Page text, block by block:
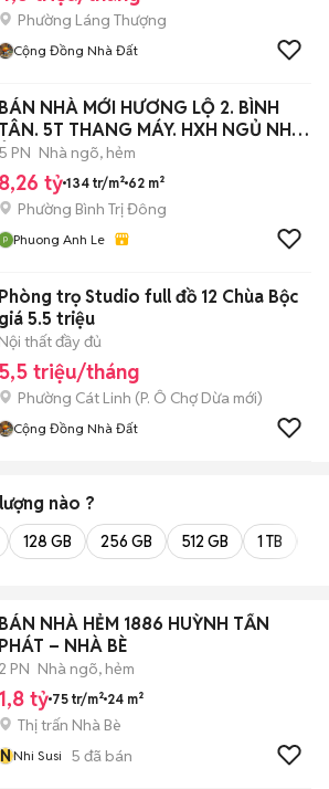
Phường Láng Thượng
Cộng Đồng Nhà Đất
BÁN NHÀ MỚI HƯƠNG LỘ 2. BÌNH
TÂN. 5T THANG MÁY. HXH NGỦ NHÀ.
Ở NGAY
5 PN Nhà ngõ, hẻm
8,26 tỷ 134 tr/m² 62 m²
Phường Bình Trị Đông
Phuong Anh Le
Phòng trọ Studio full đồ 12 Chùa Bộc
giá 5.5 triệu
Nội thất đầy đủ
5,5 triệu/tháng
Phường Cát Linh (P. Ô Chợ Dừa mới)
Cộng Đồng Nhà Đất
nào ?
128 GB 256 GB 512 GB 1 TB
BÁN NHÀ HẺM 1886 HUỲNH TẤN
PHÁT – NHÀ BÈ
2 PN Nhà ngõ, hẻm
1,8 tỷ 75 tr/m² 24 m²
Thị trấn Nhà Bè
NNhi Susi 5 đã bán